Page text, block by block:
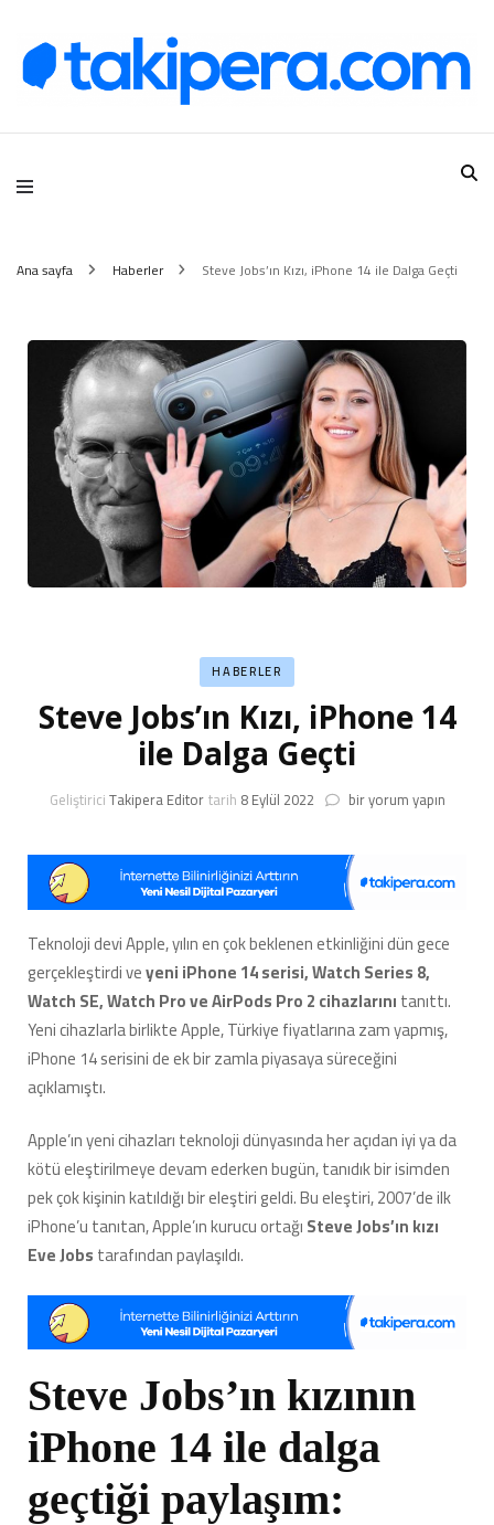
Takipera Dijital Hizmetler
Ana sayfa Haberler Steve Jobs’ın Kızı, iPhone 14 ile Dalga Geçti
HABERLER
Steve Jobs’ın Kızı, iPhone 14
ile Dalga Geçti
GeliştiriciTakipera Editortarih 8 Eylül 2022 Steve
iPhone
14
ile
Dalga
Geçti
için
bir yorum yapın
Teknoloji devi Apple, yılın en çok beklenen etkinliğini dün gece
gerçekleştirdi veyeni iPhone 14 serisi, Watch Series 8,
Watch SE, Watch Pro ve AirPods Pro 2 cihazlarınıtanıttı.
Yeni cihazlarla birlikte Apple, Türkiye fiyatlarına zam yapmış,
iPhone 14 serisini de ek bir zamla piyasaya süreceğini
açıklamıştı.
Apple’ın yeni cihazları teknoloji dünyasında her açıdan iyi ya da
kötü eleştirilmeye devam ederken bugün, tanıdık bir isimden
pek çok kişinin katıldığı bir eleştiri geldi. Bu eleştiri, 2007’de ilk
iPhone’u tanıtan, Apple’ın kurucu ortağıSteve Jobs’ın kızı
Eve Jobstarafından paylaşıldı.
Steve Jobs’ın kızının
iPhone 14 ile dalga
geçtiği paylaşım: